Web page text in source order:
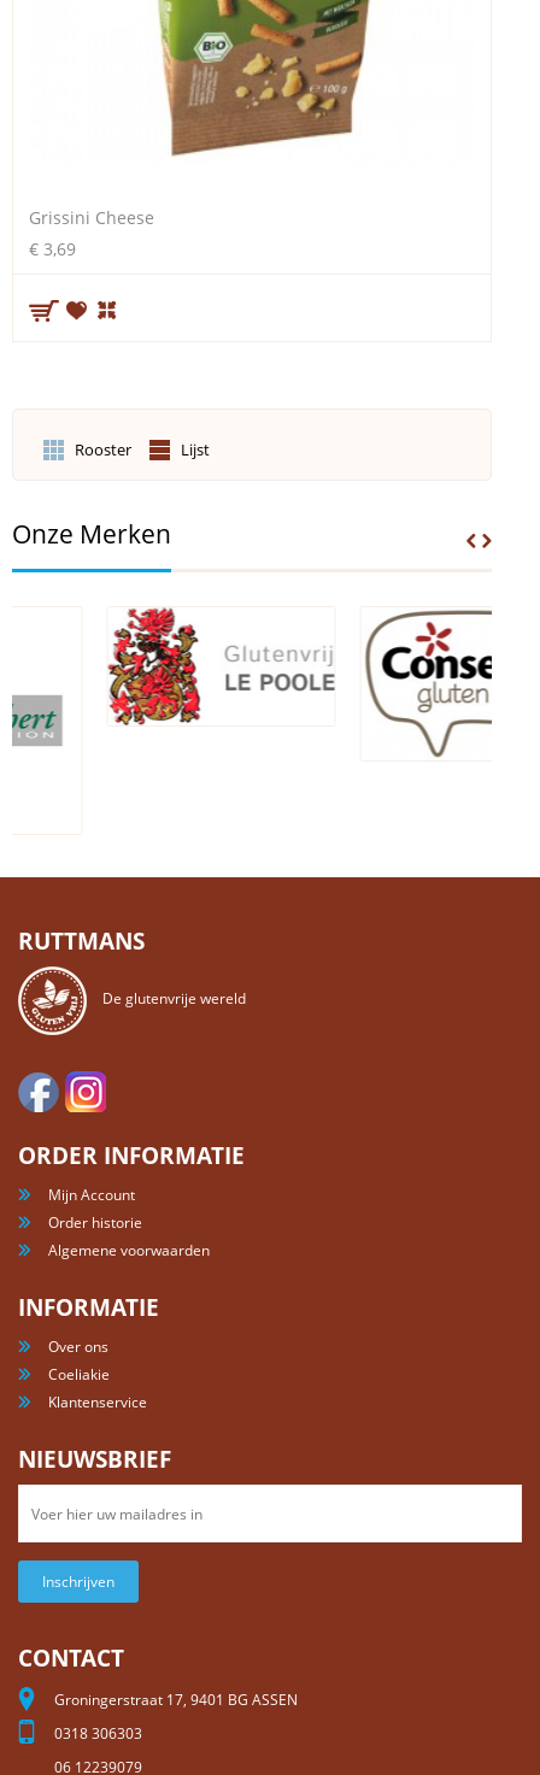
Grissini Cheese
€ 3,69
Rooster Lijst
Onze Merken
RUTTMANS
De glutenvrije wereld
ORDER INFORMATIE
Mijn Account
Order historie
Algemene voorwaarden
INFORMATIE
Over ons
Coeliakie
Klantenservice
NIEUWSBRIEF
Inschrijven
CONTACT
Groningerstraat 17, 9401 BG ASSEN
0318 306303
06 12239079